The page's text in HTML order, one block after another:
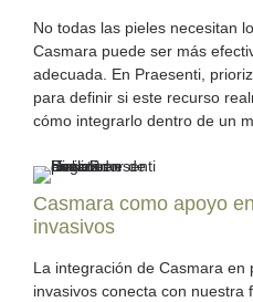
No todas las pieles necesitan
Casmara puede ser más
adecuada. En Praesenti,
para definir si este recurso
cómo integrarlo dentro de un
Casmara como apoyo
invasivos
La integración de Casmara en
invasivos conecta con nuestra